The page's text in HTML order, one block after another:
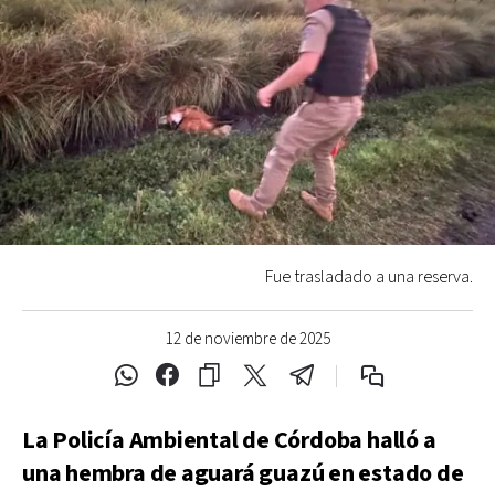
12 de noviembre de 2025
Fue trasladado a una reserva.
La Policía Ambiental de Córdoba halló a
una hembra de aguará guazú en estado de